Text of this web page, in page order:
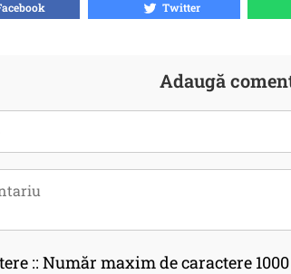
Twitter
Adaugă
:: Număr maxim de caractere 1000